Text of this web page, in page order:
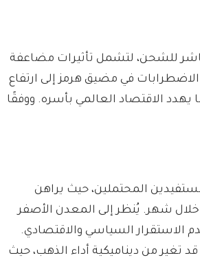
للشحن، لتشمل تأثيرات مضاعفة
في مضيق هرمز إلى ارتفاع
يهدد الاقتصاد العالمي بأسره. ووفقًا
المحتملين، حيث يراهن
دولار للأونصة خلال شهر. يُنظر إلى المعدن الأصفر
الاستقرار السياسي والاقتصادي.
تغير من ديناميكية أداء الذهب، حيث